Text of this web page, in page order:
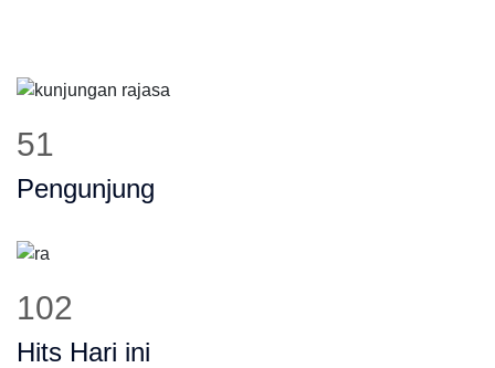
63
Pengunjung
127
Hits Hari ini